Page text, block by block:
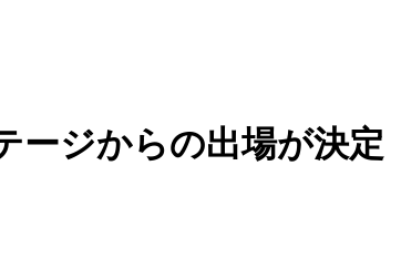
ージからの出場が決定